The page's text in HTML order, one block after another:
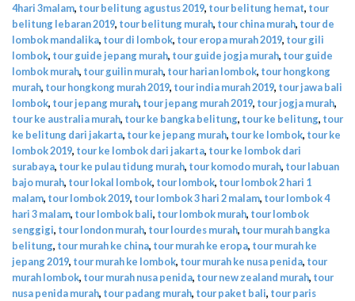
4hari 3malam, tour belitung agustus 2019, tour belitung hemat, tour
belitung lebaran 2019, tour belitung murah, tour china murah, tour de
lombok mandalika, tour di lombok, tour eropa murah 2019, tour gili
lombok, tour guide jepang murah, tour guide jogja murah, tour guide
lombok murah, tour guilin murah, tour harian lombok, tour hongkong
murah, tour hongkong murah 2019, tour india murah 2019, tour jawa bali
lombok, tour jepang murah, tour jepang murah 2019, tour jogja murah,
tour ke australia murah, tour ke bangka belitung, tour ke belitung, tour
ke belitung dari jakarta, tour ke jepang murah, tour ke lombok, tour ke
lombok 2019, tour ke lombok dari jakarta, tour ke lombok dari
surabaya, tour ke pulau tidung murah, tour komodo murah, tour labuan
bajo murah, tour lokal lombok, tour lombok, tour lombok 2 hari 1
malam, tour lombok 2019, tour lombok 3 hari 2 malam, tour lombok 4
hari 3 malam, tour lombok bali, tour lombok murah, tour lombok
senggigi, tour london murah, tour lourdes murah, tour murah bangka
belitung, tour murah ke china, tour murah ke eropa, tour murah ke
jepang 2019, tour murah ke lombok, tour murah ke nusa penida, tour
murah lombok, tour murah nusa penida, tour new zealand murah, tour
nusa penida murah, tour padang murah, tour paket bali, tour paris